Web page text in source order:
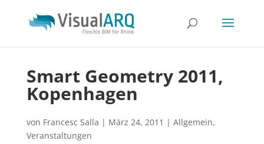
Smart Geometry 2011,
Kopenhagen
von Francesc Salla | März 24, 2011 | Allgemein,
Veranstaltungen